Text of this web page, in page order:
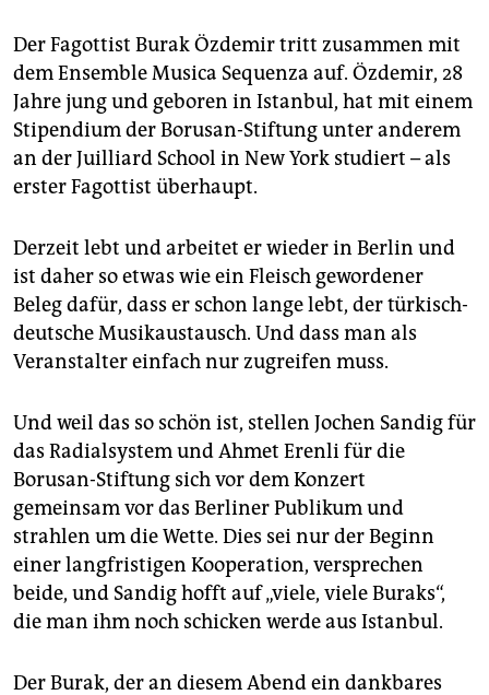
Der Fagottist Burak Özdemir tritt zusammen mit
dem Ensemble Musica Sequenza auf. Özdemir, 28
Jahre jung und geboren in Istanbul, hat mit einem
Stipendium der Borusan-Stiftung unter anderem
an der Juilliard School in New York studiert – als
erster Fagottist überhaupt.
Derzeit lebt und arbeitet er wieder in Berlin und
ist daher so etwas wie ein Fleisch gewordener
Beleg dafür, dass er schon lange lebt, der türkisch-
deutsche Musikaustausch. Und dass man als
Veranstalter einfach nur zugreifen muss.
Und weil das so schön ist, stellen Jochen Sandig für
das Radialsystem und Ahmet Erenli für die
Borusan-Stiftung sich vor dem Konzert
gemeinsam vor das Berliner Publikum und
strahlen um die Wette. Dies sei nur der Beginn
einer langfristigen Kooperation, versprechen
beide, und Sandig hofft auf „viele, viele Buraks“,
die man ihm noch schicken werde aus Istanbul.
Der Burak, der an diesem Abend ein dankbares